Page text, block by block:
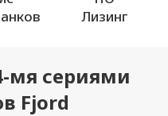
Лизинг
мя сериями
Fjord